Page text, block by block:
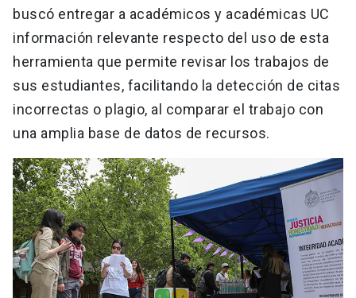
buscó entregar a académicos y académicas UC
información relevante respecto del uso de esta
herramienta que permite revisar los trabajos de
sus estudiantes, facilitando la detección de citas
incorrectas o plagio, al comparar el trabajo con
una amplia base de datos de recursos.